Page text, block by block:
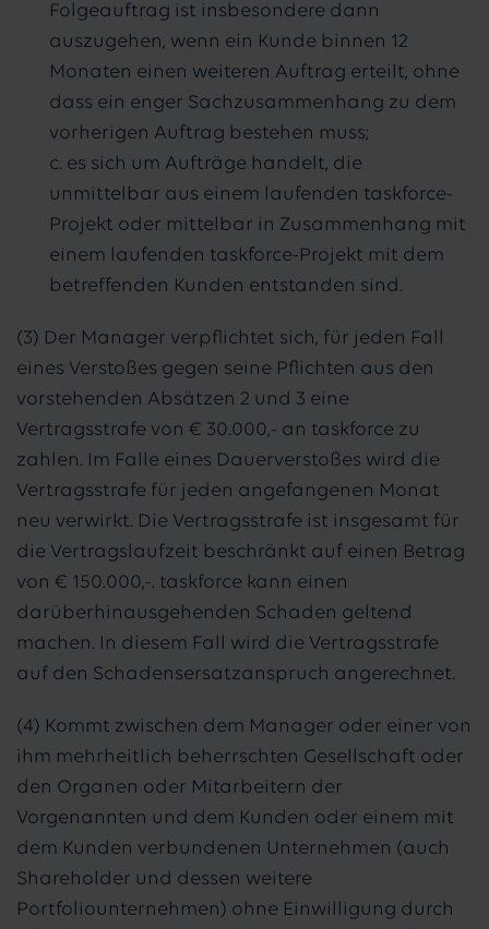
Folgeauftrag ist insbesondere dann
auszugehen, wenn ein Kunde binnen 12
Monaten einen weiteren Auftrag erteilt, ohne
dass ein enger Sachzusammenhang zu dem
vorherigen Auftrag bestehen muss;
c. es sich um Aufträge handelt, die
unmittelbar aus einem laufenden taskforce-
Projekt oder mittelbar in Zusammenhang mit
einem laufenden taskforce-Projekt mit dem
betreffenden Kunden entstanden sind.
(3) Der Manager verpflichtet sich, für jeden Fall
eines Verstoßes gegen seine Pflichten aus den
vorstehenden Absätzen 2 und 3 eine
Vertragsstrafe von € 30.000,- an taskforce zu
zahlen. Im Falle eines Dauerverstoßes wird die
Vertragsstrafe für jeden angefangenen Monat
neu verwirkt. Die Vertragsstrafe ist insgesamt für
die Vertragslaufzeit beschränkt auf einen Betrag
von € 150.000,-. taskforce kann einen
darüberhinausgehenden Schaden geltend
machen. In diesem Fall wird die Vertragsstrafe
auf den Schadensersatzanspruch angerechnet.
(4) Kommt zwischen dem Manager oder einer von
ihm mehrheitlich beherrschten Gesellschaft oder
den Organen oder Mitarbeitern der
Vorgenannten und dem Kunden oder einem mit
dem Kunden verbundenen Unternehmen (auch
Shareholder und dessen weitere
Portfoliounternehmen) ohne Einwilligung durch